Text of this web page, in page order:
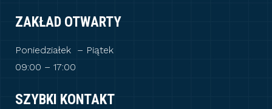
ZAKŁAD OTWARTY
Poniedziałek – Piątek
09:00 – 17:00
SZYBKI KONTAKT